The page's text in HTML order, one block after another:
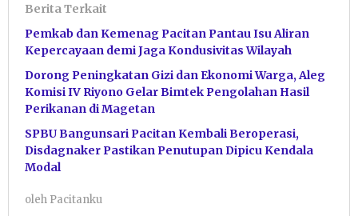
Berita Terkait
Pemkab dan Kemenag Pacitan Pantau Isu Aliran
Kepercayaan demi Jaga Kondusivitas Wilayah
Dorong Peningkatan Gizi dan Ekonomi Warga, Aleg
Komisi IV Riyono Gelar Bimtek Pengolahan Hasil
Perikanan di Magetan
SPBU Bangunsari Pacitan Kembali Beroperasi,
Disdagnaker Pastikan Penutupan Dipicu Kendala
Modal
oleh Pacitanku